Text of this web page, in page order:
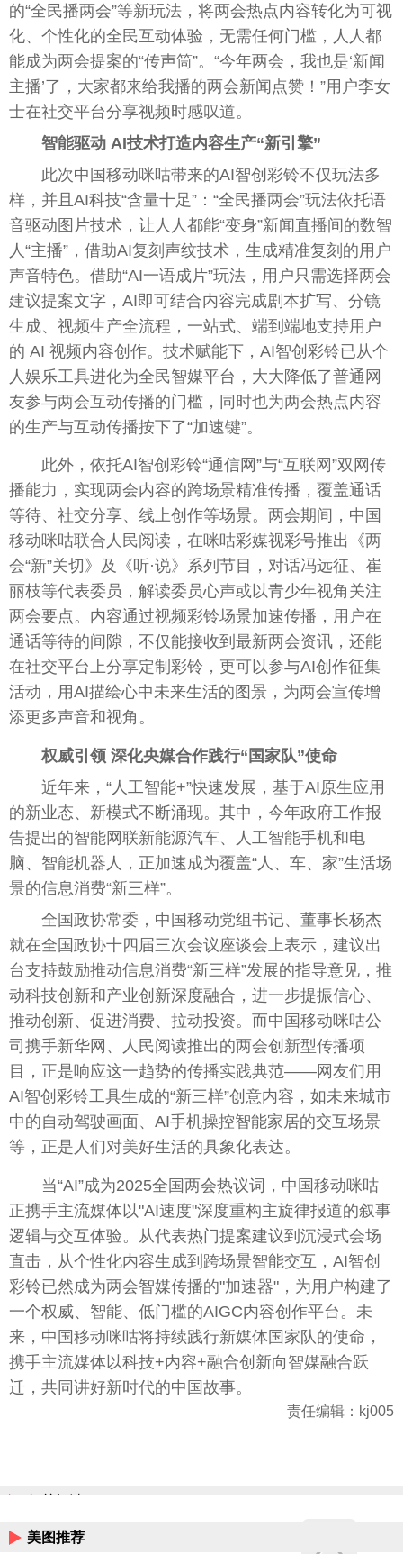
的“全民播两会”等新玩法，将两会热点内容转化为可视
化、个性化的全民互动体验，无需任何门槛，人人都
能成为两会提案的“传声筒”。“今年两会，我也是‘新闻
主播’了，大家都来给我播的两会新闻点赞！”用户李女
士在社交平台分享视频时感叹道。
智能驱动 AI技术打造内容生产“新引擎”
此次中国移动咪咕带来的AI智创彩铃不仅玩法多
样，并且AI科技“含量十足”：“全民播两会”玩法依托语
音驱动图片技术，让人人都能“变身”新闻直播间的数智
人“主播”，借助AI复刻声纹技术，生成精准复刻的用户
声音特色。借助“AI一语成片”玩法，用户只需选择两会
建议提案文字，AI即可结合内容完成剧本扩写、分镜
生成、视频生产全流程，一站式、端到端地支持用户
的 AI 视频内容创作。技术赋能下，AI智创彩铃已从个
人娱乐工具进化为全民智媒平台，大大降低了普通网
友参与两会互动传播的门槛，同时也为两会热点内容
的生产与互动传播按下了“加速键”。
此外，依托AI智创彩铃“通信网”与“互联网”双网传
播能力，实现两会内容的跨场景精准传播，覆盖通话
等待、社交分享、线上创作等场景。两会期间，中国
移动咪咕联合人民阅读，在咪咕彩媒视彩号推出《两
会“新”关切》及《听·说》系列节目，对话冯远征、崔
丽枝等代表委员，解读委员心声或以青少年视角关注
两会要点。内容通过视频彩铃场景加速传播，用户在
通话等待的间隙，不仅能接收到最新两会资讯，还能
在社交平台上分享定制彩铃，更可以参与AI创作征集
活动，用AI描绘心中未来生活的图景，为两会宣传增
添更多声音和视角。
权威引领 深化央媒合作践行“国家队”使命
近年来，“人工智能+”快速发展，基于AI原生应用
的新业态、新模式不断涌现。其中，今年政府工作报
告提出的智能网联新能源汽车、人工智能手机和电
脑、智能机器人，正加速成为覆盖“人、车、家”生活场
景的信息消费“新三样”。
全国政协常委，中国移动党组书记、董事长杨杰
就在全国政协十四届三次会议座谈会上表示，建议出
台支持鼓励推动信息消费“新三样”发展的指导意见，推
动科技创新和产业创新深度融合，进一步提振信心、
推动创新、促进消费、拉动投资。而中国移动咪咕公
司携手新华网、人民阅读推出的两会创新型传播项
目，正是响应这一趋势的传播实践典范——网友们用
AI智创彩铃工具生成的“新三样”创意内容，如未来城市
中的自动驾驶画面、AI手机操控智能家居的交互场景
等，正是人们对美好生活的具象化表达。
当“AI”成为2025全国两会热议词，中国移动咪咕
正携手主流媒体以"AI速度"深度重构主旋律报道的叙事
逻辑与交互体验。从代表热门提案建议到沉浸式会场
直击，从个性化内容生成到跨场景智能交互，AI智创
彩铃已然成为两会智媒传播的"加速器"，为用户构建了
一个权威、智能、低门槛的AIGC内容创作平台。未
来，中国移动咪咕将持续践行新媒体国家队的使命，
携手主流媒体以科技+内容+融合创新向智媒融合跃
迁，共同讲好新时代的中国故事。
责任编辑：kj005
相关阅读
美图推荐